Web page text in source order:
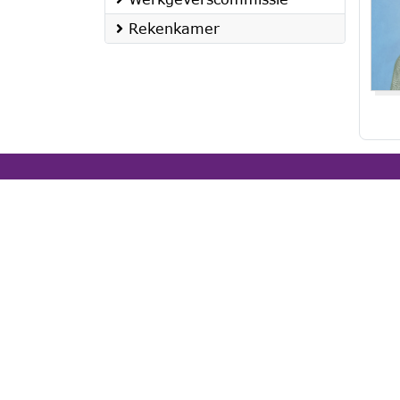
Rekenkamer